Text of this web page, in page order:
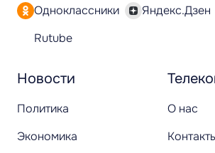
Новости
Политика
Экономика
О нас
Одноклассники
Яндекс.Дзен
Rutube